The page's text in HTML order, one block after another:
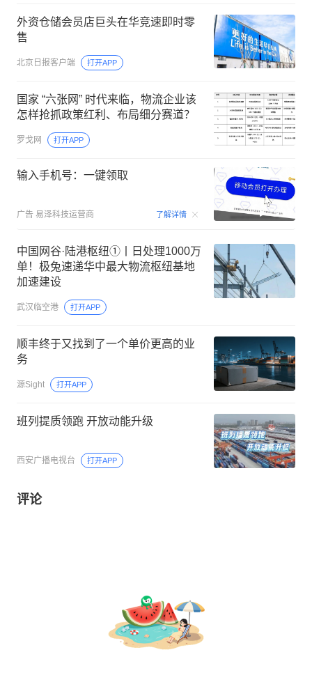
外资仓储会员店巨头在华竞速即时零
售
北京日报客户端 打开APP
国家 “六张网” 时代来临，物流企业该
怎样抢抓政策红利、布局细分赛道？
罗戈网 打开APP
输入手机号：一键领取
广告 易泽科技运营商 了解详情 00:15
中国网谷·陆港枢纽①丨日处理1000万
单！极兔速递华中最大物流枢纽基地
加速建设
武汉临空港 打开APP
顺丰终于又找到了一个单价更高的业
务
源Sight 打开APP
班列提质领跑 开放动能升级
西安广播电视台 打开APP
评论